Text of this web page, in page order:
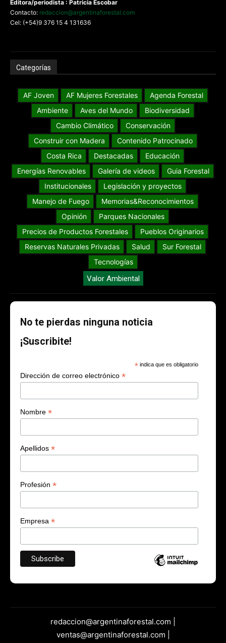
Editora/periodista : Patricia Escobar
Contacto: redaccion@argentinaforestal.com
Cel: (+54)9 376 15 4 131636
Categorías
AF Joven AF Mujeres Forestales
Agenda Forestal
Ambiente
Aves del Mundo
Biodiversidad
Cambio Climático
Conservación
Construir con Madera
Contenido Patrocinado
Costa Rica
Destacadas
Educación
Energías Renovables
Galería de videos
Guia Forestal
Institucionales
Legislación y proyectos
Manejo de Fuego
Memorias&Reconocimientos
Opinión
Parques Nacionales
Precios de Productos Forestales
Pueblos Originarios
Reservas Naturales Privadas
Salud
Sur Forestal
Tecnologías
Valor Ambiental
No te pierdas ninguna noticia
¡Suscribite!
* indica que es obligatorio
Dirección de correo electrónico *
Nombre *
Apellidos *
Profesión *
Empresa *
redaccion@argentinaforestal.com |
ventas@argentinaforestal.com |